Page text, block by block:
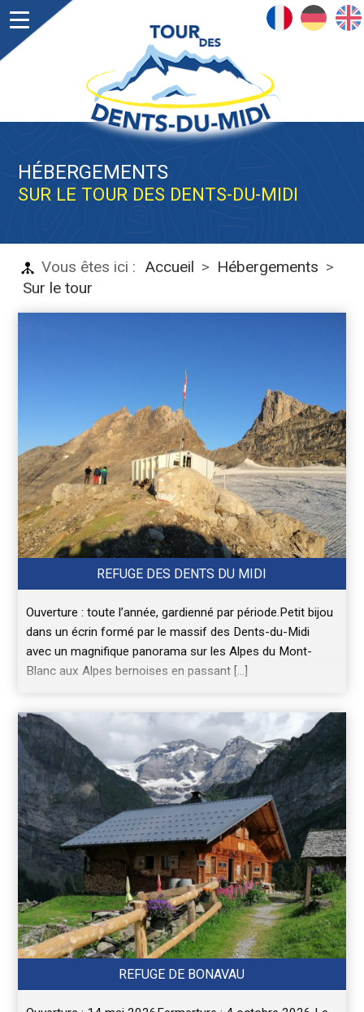
DEUTSCHENGLISH
HÉBERGEMENTS
SUR LE TOUR DES DENTS-DU-MIDI
Vous êtes ici : Accueil > Hébergements >
Sur le tour
REFUGE DES DENTS DU MIDI
Ouverture : toute l’année, gardienné par période.Petit bijou
dans un écrin formé par le massif des Dents-du-Midi
avec un magnifique panorama sur les Alpes du Mont-
Blanc aux Alpes bernoises en passant […]
REFUGE DE BONAVAU